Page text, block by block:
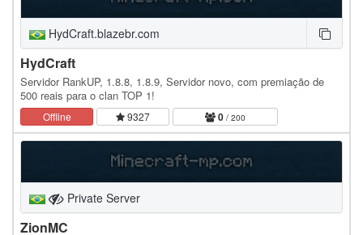
HydCraft.blazebr.com
HydCraft
Servidor RankUP, 1.8.8, 1.8.9, Servidor novo, com premiação de
500 reais para o clan TOP 1!
Offline 9327 0 / 200
Private Server
ZionMC